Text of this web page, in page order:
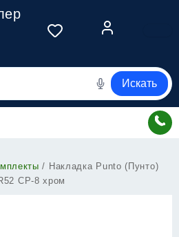
Искать
/ Накладка Punto (Пунто)
CP-8 хром